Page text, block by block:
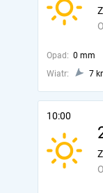
Opad: 0 mm
Wiatr:
7
10:00